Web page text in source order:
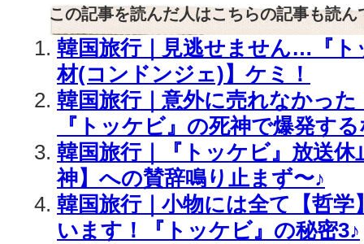
この記事を読んだ人はこちらの記事も読ん
韓国旅行｜見逃せません…『ト
材(コンドンジェ)】ケミ！
韓国旅行｜意外に売れなかっ
『トッケビ』の死神で爆発す
韓国旅行｜『トッケビ』放送休
神】への賛辞鳴り止まず〜♪
韓国旅行｜小物には全て【哲
います！『トッケビ』の秘密3♪